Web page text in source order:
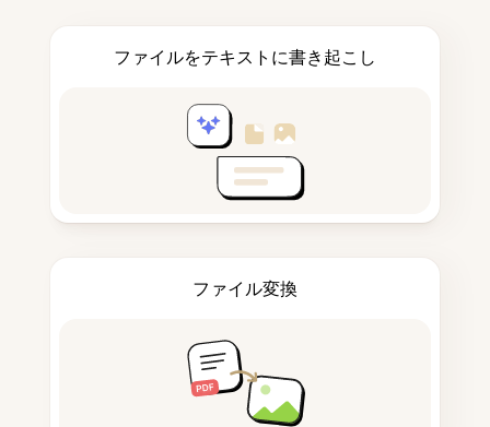
ファイルをテキストに書き起こし
ファイル変換